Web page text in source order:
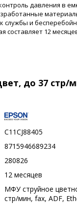
давления в
службы и
составляет 12
до 37 стр/
C11CJ88405
8715946689234
280826
12 месяцев
МФУ струйное
стр/мин, fax, ADF,